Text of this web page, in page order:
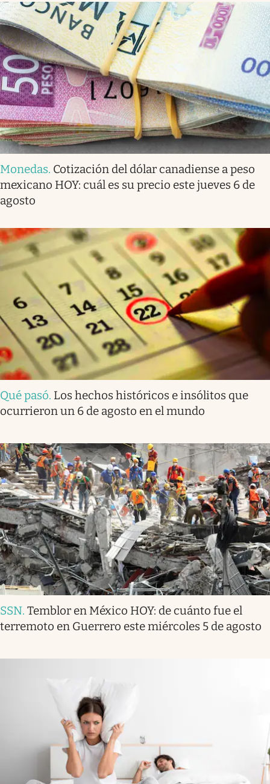
Monedas. Cotización del dólar canadiense a peso
mexicano HOY: cuál es su precio este jueves 6 de
agosto
Qué pasó. Los hechos históricos e insólitos que
ocurrieron un 6 de agosto en el mundo
SSN. Temblor en México HOY: de cuánto fue el
terremoto en Guerrero este miércoles 5 de agosto